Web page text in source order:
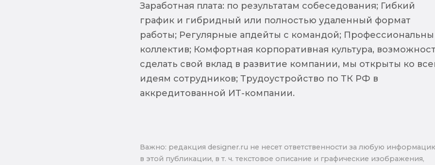
Заработная плата: по результатам собеседования; Гибкий
график и гибридный или полностью удаленный формат
работы; Регулярные апдейты с командой;
коллектив; Комфортная корпоративная культура,
сделать свой вклад в развитие компании, мы открыты ко
идеям сотрудников; Трудоустройство по ТК РФ в
аккредитованной ИТ-компании.
Важно: pедакция designer.ru не несет ответственности за любую
в этой публикации, в т. ч. текстовое описание и графические изображения,